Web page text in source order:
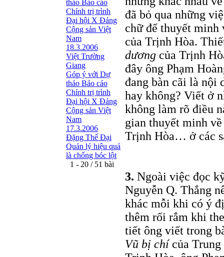
thảo Báo cáo
Chính trị trình
Đại hội X Đảng
Cộng sản Việt
Nam
18.3.2006
Việt Trường
Giang
Góp ý với Dự
thảo Báo cáo
Chính trị trình
Đại hội X Đảng
Cộng sản Việt
Nam
17.3.2006
Đặng Thế Đại
Quản lý hiệu quả
là chống bóc lột
1 - 20 / 51 bài
đã bỏ qua những
chữ để thuyết minh
của Trịnh Hòa.
dương của Trịnh
đây ông Phạm
đang bàn cãi là nội
hay không? Viết ở
không làm rõ điều
gian thuyết minh
Trịnh Hòa… ở các
3. Ngoài việc đọc
Nguyễn Q. Thắng
khác mỗi khi có ý
thêm rối rắm khi
tiết ông viết trong
Vũ bị chícủa Trung